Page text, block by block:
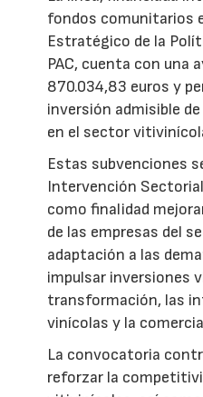
fondos comunitarios
Estratégico de la
PAC, cuenta con una
870.034,83 euros y
inversión admisible
en el sector
Estas subvenciones
Intervención
como finalidad
de las empresas del
adaptación a las
impulsar inversiones
transformación, las
vinícolas y la
La convocatoria
reforzar la